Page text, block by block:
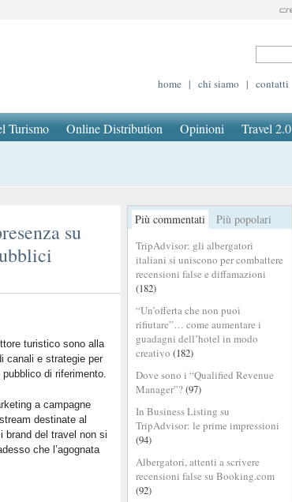
home | chi siamo | contatti
Turismo Online Distribution Opinioni Travel 2.0
Più commentati Più popolari
TripAdvisor: gli albergatori
italiani si uniscono per combattere
recensioni false e diffamazioni
(182)
“Un’offerta che non puoi
rifiutare”… come aumentare i
guadagni dell’hotel in modo
creativo (182)
Dove sono i “Qualified Revenue
Manager”?(97)
In Business Listing su
TripAdvisor: le prime impressioni
(94)
Albergatori, attenti a scrivere
recensioni false su Booking.com
(92)
su
turistico sono alla
canali e strategie per
di riferimento.
a campagne
destinate al
brand del travel non si
che l’agognata